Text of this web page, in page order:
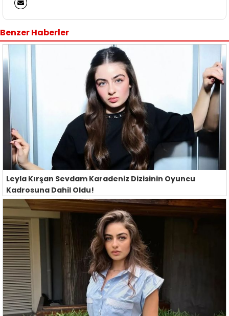
Benzer Haberler
Leyla Kırşan Sevdam Karadeniz Dizisinin Oyuncu
Kadrosuna Dahil Oldu!